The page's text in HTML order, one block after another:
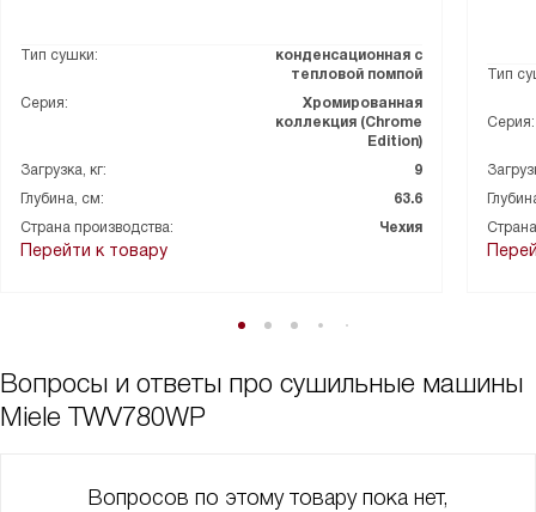
Тип сушки:
конденсационная с
тепловой помпой
Серия:
Хромированная
коллекция (Chrome
Edition)
Загрузка, кг:
9
Глубина, см:
63.6
Страна производства:
Чехия
Перейти к товару
Тип
Серия:
Вопросы и ответы про сушильные машины
Miele TWV780WP
Вопросов по этому товару пока нет,